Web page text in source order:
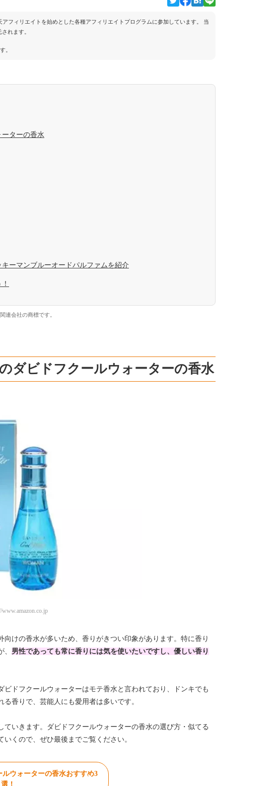
フィリエイトを始めとした各種アフィリエイトプログラムに参加しています。 当
れます。
。
ターの香水
ーマンブルーオードパルファムを紹介
連会社の商標です。
ダビドフクールウォーターの香水
www.amazon.co.jp
けの香水が多いため、香りがきつい印象があります。特に香り
男性であっても常に香りには気を使いたいですし、優しい香り
ビドフクールウォーターはモテ香水と言われており、ドンキでも
香りで、芸能人にも愛用者は多いです。
ていきます。ダビドフクールウォーターの香水の選び方・似てる
くので、ぜひ最後までご覧ください。
ウォーターの香水おすすめ3
選！